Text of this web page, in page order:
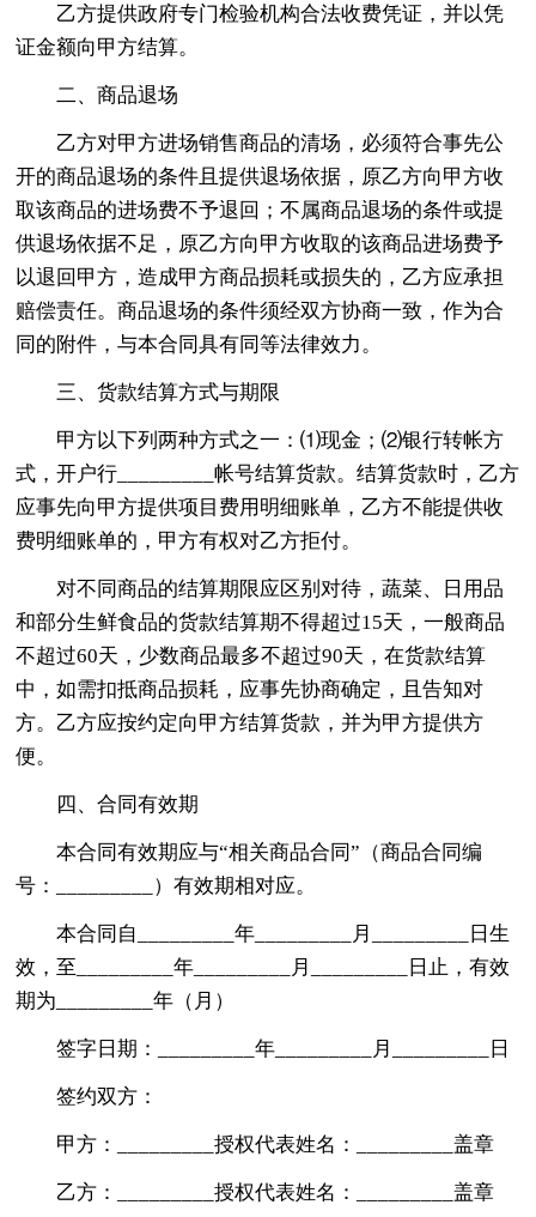
乙方提供政府专门检验机构合法收费凭证，并以凭
证金额向甲方结算。
二、商品退场
乙方对甲方进场销售商品的清场，必须符合事先公
开的商品退场的条件且提供退场依据，原乙方向甲方收
取该商品的进场费不予退回；不属商品退场的条件或提
供退场依据不足，原乙方向甲方收取的该商品进场费予
以退回甲方，造成甲方商品损耗或损失的，乙方应承担
赔偿责任。商品退场的条件须经双方协商一致，作为合
同的附件，与本合同具有同等法律效力。
三、货款结算方式与期限
甲方以下列两种方式之一：⑴现金；⑵银行转帐方
式，开户行_________帐号结算货款。结算货款时，乙方
应事先向甲方提供项目费用明细账单，乙方不能提供收
费明细账单的，甲方有权对乙方拒付。
对不同商品的结算期限应区别对待，蔬菜、日用品
和部分生鲜食品的货款结算期不得超过15天，一般商品
不超过60天，少数商品最多不超过90天，在货款结算
中，如需扣抵商品损耗，应事先协商确定，且告知对
方。乙方应按约定向甲方结算货款，并为甲方提供方
便。
四、合同有效期
本合同有效期应与“相关商品合同”（商品合同编
号：_________）有效期相对应。
本合同自_________年_________月_________日生
效，至_________年_________月_________日止，有效
期为_________年（月）
签字日期：_________年_________月_________日
签约双方：
甲方：_________授权代表姓名：_________盖章
乙方：_________授权代表姓名：_________盖章